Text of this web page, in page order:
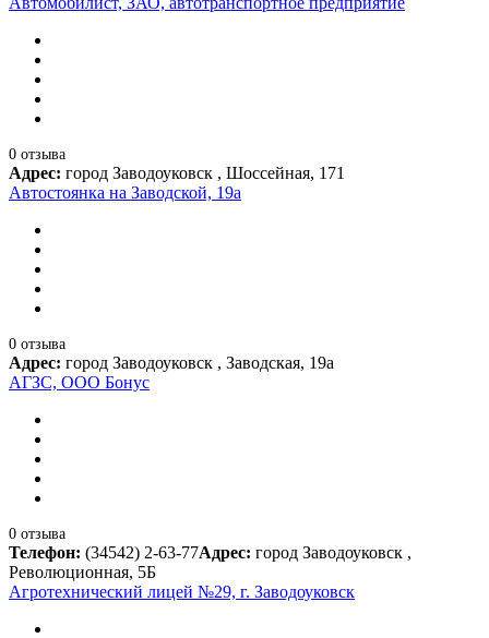
0 отзыва
Адрес: город Заводоуковск , Шоссейная, 171
Автостоянка на Заводской, 19а
0 отзыва
Адрес: город Заводоуковск , Заводская, 19а
АГЗС, ООО Бонус
0 отзыва
Телефон: (34542) 2-63-77Адрес: город Заводоуковск ,
Революционная, 5Б
Агротехнический лицей №29, г. Заводоуковск